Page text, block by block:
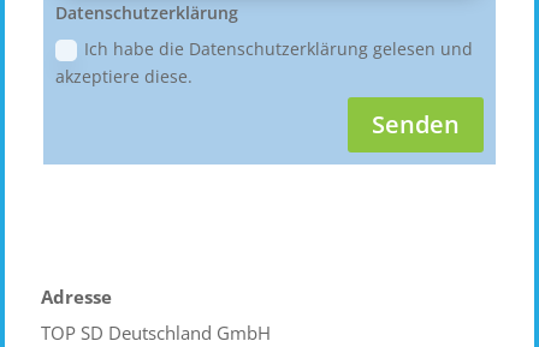
Datenschutzerklärung
Ich habe die Datenschutzerklärung gelesen und
akzeptiere diese.
Senden
Adresse
TOP SD Deutschland GmbH